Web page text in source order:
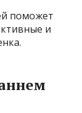
поможет
и